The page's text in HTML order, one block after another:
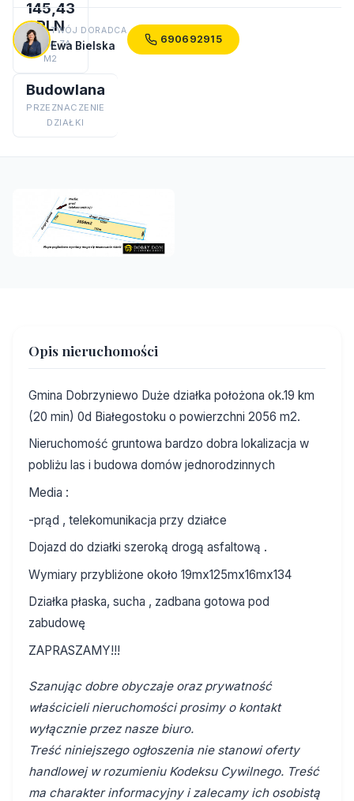
145,43
PLN
CENA ZA
M2
Budowlana
PRZEZNACZENIE
DZIAŁKI
TWÓJ DORADCA
Ewa Bielska 690692915
Opis nieruchomości
Gmina Dobrzyniewo Duże działka położona ok.19 km
(20 min) 0d Białegostoku o powierzchni 2056 m2.
Nieruchomość gruntowa bardzo dobra lokalizacja w
pobliżu las i budowa domów jednorodzinnych
Media :
-prąd , telekomunikacja przy działce
Dojazd do działki szeroką drogą asfaltową .
Wymiary przybliżone około 19mx125mx16mx134
Działka płaska, sucha , zadbana gotowa pod
zabudowę
ZAPRASZAMY!!!
Szanując dobre obyczaje oraz prywatność
właścicieli nieruchomości prosimy o kontakt
wyłącznie przez nasze biuro.
Treść niniejszego ogłoszenia nie stanowi oferty
handlowej w rozumieniu Kodeksu Cywilnego. Treść
ma charakter informacyjny i zalecamy ich osobistą